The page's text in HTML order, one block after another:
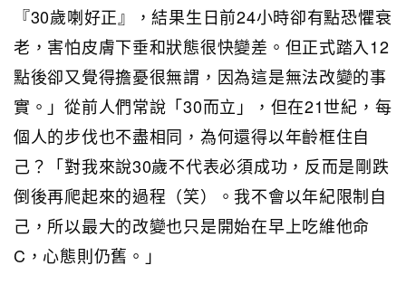
『30歲喇好正』，結果生日前24小時卻有點恐懼衰
老，害怕皮膚下垂和狀態很快變差。但正式踏入12
點後卻又覺得擔憂很無謂，因為這是無法改變的事
實。」從前人們常說「30而立」，但在21世紀，每
個人的步伐也不盡相同，為何還得以年齡框住自
己？「對我來說30歲不代表必須成功，反而是剛跌
倒後再爬起來的過程（笑）。我不會以年紀限制自
己，所以最大的改變也只是開始在早上吃維他命
C，心態則仍舊。」